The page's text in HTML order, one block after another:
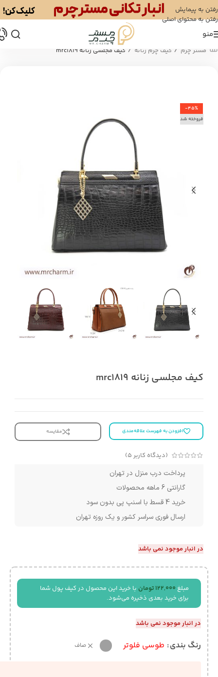
رفتن به پیمایش
رفتن به محتوای اصلی
منو
مستر چرم / کیف چرم زنانه / کیف مجلسی زنانه mrc1819
-45%
فروخته شد
کیف مجلسی زنانه mrc1819
افزودن به فهرست علاقه‌مندی مقایسه
(دیدگاه کاربر 5
)
پرداخت درب منزل در تهران
گارانتی 6 ماهه محصولات
خرید 4 قسط با اسنپ پی بدون سود
ارسال فوری سراسر کشور و یک روزه تهران
در انبار موجود نمی باشد
مبلغ 122,000 تومان با خرید این محصول در کیف پول شما
برای خرید بعدی ذخیره می‌شود.
در انبار موجود نمی باشد
رنگ بندی طوسی فلوتر صاف